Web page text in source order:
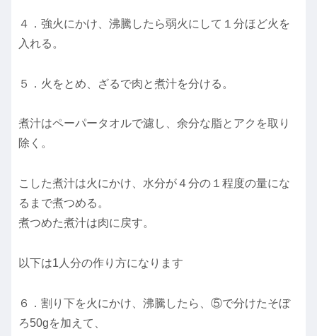
４．強火にかけ、沸騰したら弱火にして１分ほど火を
入れる。
５．火をとめ、ざるで肉と煮汁を分ける。
煮汁はペーパータオルで濾し、余分な脂とアクを取り
除く。
こした煮汁は火にかけ、水分が４分の１程度の量にな
るまで煮つめる。
煮つめた煮汁は肉に戻す。
以下は1人分の作り方になります
６．割り下を火にかけ、沸騰したら、⑤で分けたそぼ
ろ50gを加えて、